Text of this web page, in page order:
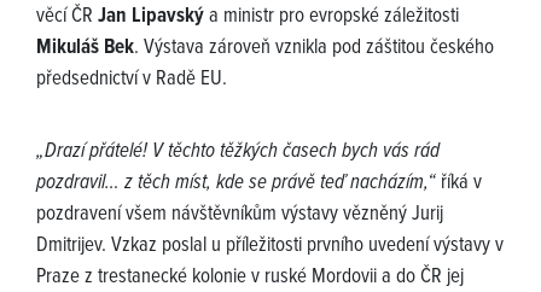
věcí ČR Jan Lipavskýa ministr pro evropské záležitosti
Mikuláš Bek. Výstava zároveň vznikla pod záštitou českého
předsednictví v Radě EU.
„Drazí přátelé! V těchto těžkých časech bych vás rád
pozdravil… z těch míst, kde se právě teď nacházím,“ říká v
pozdravení všem návštěvníkům výstavy vězněný Jurij
Dmitrijev. Vzkaz poslal u příležitosti prvního uvedení výstavy v
Praze z trestanecké kolonie v ruské Mordovii a do ČR jej